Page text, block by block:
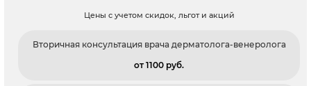
Цены с учетом скидок, льгот и акций
Вторичная консультация врача дерматолога-венеролога
от 1100 pуб.